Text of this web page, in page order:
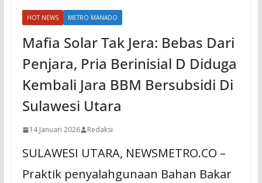
HOT NEWS METRO MANADO
Mafia Solar Tak Jera: Bebas Dari
Penjara, Pria Berinisial D Diduga
Kembali Jara BBM Bersubsidi Di
Sulawesi Utara
14 Januari 2026 Redaksi
SULAWESI UTARA, NEWSMETRO.CO –
Praktik penyalahgunaan Bahan Bakar